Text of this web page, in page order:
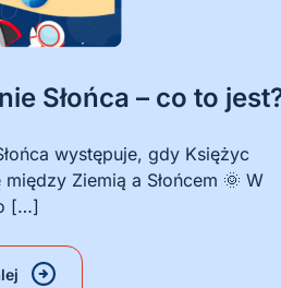
Słońca – co to
występuje, gdy Księżyc
Ziemią a Słońcem 🌞 W
[…]